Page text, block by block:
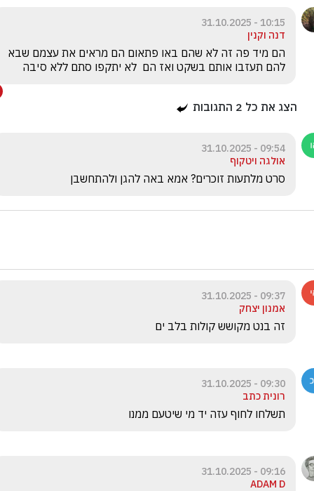
10:15 - 31.10.2025
דנה וקנין
להם תעזבו אותם בשקט ואז הם  לא יתקפו סתם ללא סיבה
הצג את כל 2 התגובות
09:54 - 31.10.2025
אולגה ויטקוף
סרט מלתעות זוכרים? אמא באה להגן ולהתחשבן
09:37 - 31.10.2025
אמנון יצחק
זה בנט מקושש קולות בלב ים
09:30 - 31.10.2025
רונית כתב
תשלחו לחוף עזה יד מי שיטעם ממנו
09:16 - 31.10.2025
ADAM D